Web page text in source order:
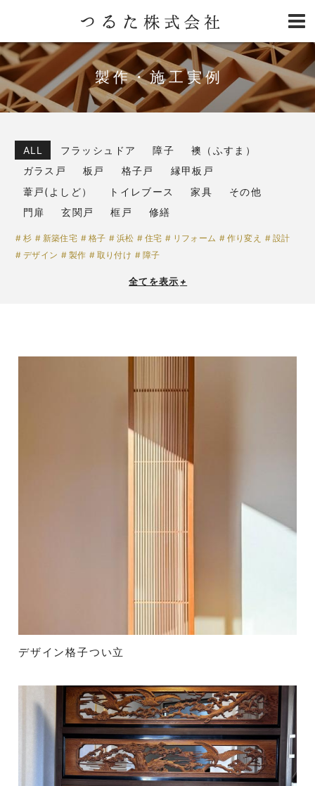
製作・施工実例
ALL フラッシュドア 障子
襖（ふすま）
ガラス戸
板戸 格子戸
縁甲板戸
葦戸(よしど）
トイレブース 家具
その他
門扉
玄関戸 框戸 修繕
杉 新築住宅 格子 浜松 住宅 リフォーム 作り変え
設計
デザイン
製作 取り付け 障子
全てを表示 +
デザイン格子つい立